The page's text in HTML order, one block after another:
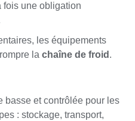
fois une obligation
les équipements
la chaîne de froid .
basse et contrôlée pour les
: stockage, transport,